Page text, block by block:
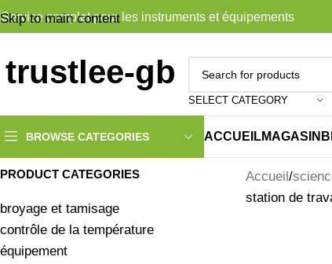
Skip to main content
Service complet pour les instruments et équipements
SELECT CATEGORY
BROWSE CATEGORIES ACCUEILMAGASIN
PRODUCT CATEGORIES
broyage et tamisage
contrôle de la température
équipement
Accueil
station de